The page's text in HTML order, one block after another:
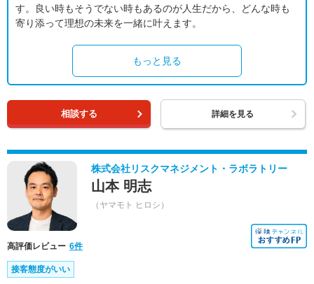
す。良い時もそうでない時もあるのが人生だから、どんな時も
寄り添って理想の未来を一緒に叶えます。
もっと見る
相談する 詳細を見る
株式会社リスクマネジメント・ラボラトリー
山本 明志
（ヤマモト ヒロシ）
高評価レビュー 6件
接客態度がいい